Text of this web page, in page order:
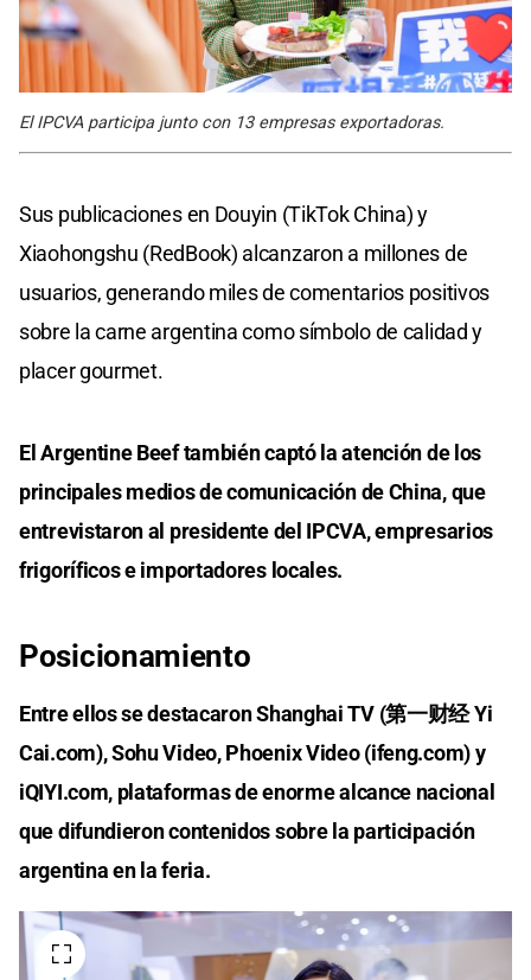
El IPCVA participa junto con 13 empresas exportadoras.
Sus publicaciones en Douyin (TikTok China) y
Xiaohongshu (RedBook) alcanzaron a millones de
usuarios, generando miles de comentarios positivos
sobre la carne argentina como símbolo de calidad y
placer gourmet.
El Argentine Beef también captó la atención de los
principales medios de comunicación de China, que
entrevistaron al presidente del IPCVA, empresarios
frigoríficos e importadores locales.
Posicionamiento
Entre ellos se destacaron Shanghai TV (第一财经 Yi
Cai.com), Sohu Video, Phoenix Video (ifeng.com) y
iQIYI.com, plataformas de enorme alcance nacional
que difundieron contenidos sobre la participación
argentina en la feria.